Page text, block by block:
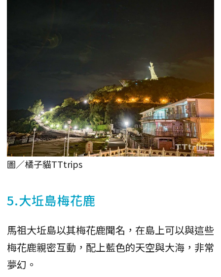
圖／橘子貓TTtrips
5.大坵島梅花鹿
馬祖大坵島以其梅花鹿聞名，在島上可以與這些
梅花鹿親密互動，配上藍色的天空與大海，非常
夢幻。